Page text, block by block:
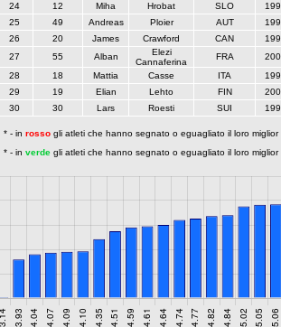
24
12 Miha Hrobat SLO
25
49 Andreas Ploier AUT
26
20 James Crawford CAN
27
55 Alban
Elezi
Cannaferina
FRA
28
18 Mattia Casse ITA
29
19 Elian Lehto FIN
30
30 Lars Roesti SUI
- in rosso gli atleti che hanno segnato o eguagliato il loro miglior
- in verde gli atleti che hanno segnato o eguagliato il loro miglior